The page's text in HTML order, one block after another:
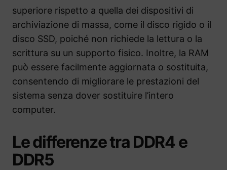
superiore rispetto a quella dei dispositivi di
archiviazione di massa, come il disco rigido o il
disco SSD, poiché non richiede la lettura o la
scrittura su un supporto fisico. Inoltre, la RAM
può essere facilmente aggiornata o sostituita,
consentendo di migliorare le prestazioni del
sistema senza dover sostituire l’intero
computer.
Le differenze tra DDR4 e
DDR5